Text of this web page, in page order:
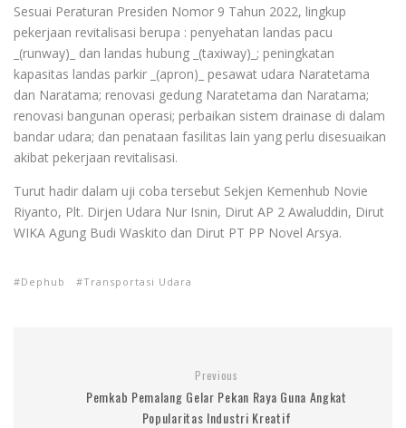
Sesuai Peraturan Presiden Nomor 9 Tahun 2022, lingkup
pekerjaan revitalisasi berupa : penyehatan landas pacu
_(runway)_ dan landas hubung _(taxiway)_; peningkatan
kapasitas landas parkir _(apron)_ pesawat udara Naratetama
dan Naratama; renovasi gedung Naratetama dan Naratama;
renovasi bangunan operasi; perbaikan sistem drainase di dalam
bandar udara; dan penataan fasilitas lain yang perlu disesuaikan
akibat pekerjaan revitalisasi.
Turut hadir dalam uji coba tersebut Sekjen Kemenhub Novie
Riyanto, Plt. Dirjen Udara Nur Isnin, Dirut AP 2 Awaluddin, Dirut
WIKA Agung Budi Waskito dan Dirut PT PP Novel Arsya.
Dephub Transportasi Udara
Previous
Pemkab Pemalang Gelar Pekan Raya Guna Angkat
Popularitas Industri Kreatif